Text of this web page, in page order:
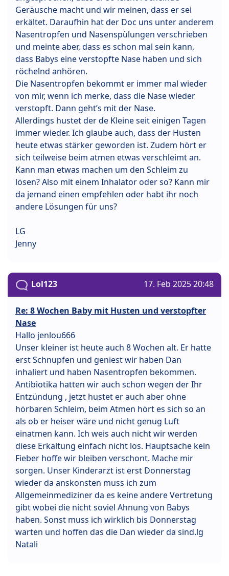
Geräusche macht und wir meinen, dass er sei
erkältet. Daraufhin hat der Doc uns unter anderem
Nasentropfen und Nasenspülungen verschrieben
und meinte aber, dass es schon mal sein kann,
dass Babys eine verstopfte Nase haben und sich
röchelnd anhören.
Die Nasentropfen bekommt er immer mal wieder
von mir, wenn ich merke, dass die Nase wieder
verstopft. Dann geht’s mit der Nase.
Allerdings hustet der de Kleine seit einigen Tagen
immer wieder. Ich glaube auch, dass der Husten
heute etwas stärker geworden ist. Zudem hört er
sich teilweise beim atmen etwas verschleimt an.
Kann man etwas machen um den Schleim zu
lösen? Also mit einem Inhalator oder so? Kann mir
da jemand einen empfehlen oder habt ihr noch
andere Lösungen für uns?
LG
Jenny
Lol123 17. Feb 2025 20:48
Re: 8 Wochen Baby mit Husten und verstopfter
Nase
Hallo jenlou666
Unser kleiner ist heute auch 8 Wochen alt. Er hatte
erst Schnupfen und geniest wir haben Dan
inhaliert und haben Nasentropfen bekommen.
Antibiotika hatten wir auch schon wegen der Ihr
Entzündung , jetzt hustet er auch aber ohne
hörbaren Schleim, beim Atmen hört es sich so an
als ob er heiser wäre und nicht genug Luft
einatmen kann. Ich weis auch nicht wir werden
diese Erkältung einfach nicht los. Hauptsache kein
Fieber hoffe wir bleiben verschont. Mache mir
sorgen. Unser Kinderarzt ist erst Donnerstag
wieder da anskonsten muss ich zum
Allgemeinmediziner da es keine andere Vertretung
gibt wobei die nicht soviel Ahnung von Babys
haben. Sonst muss ich wirklich bis Donnerstag
warten und hoffen das die Dan wieder da sind.lg
Natali